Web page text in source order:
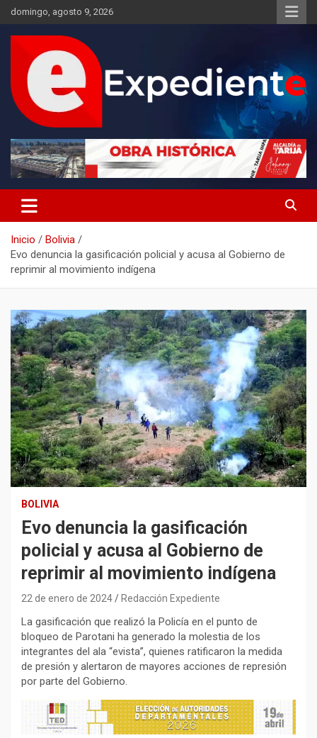
Saltar
al
contenido
domingo, agosto 9, 2026
Expediente
Inicio
Bolivia
Evo denuncia la gasificación policial y acusa al Gobierno de
reprimir al movimiento indígena
BOLIVIA
Evo denuncia la gasificación
policial y acusa al Gobierno de
reprimir al movimiento indígena
22 de enero de 2024 Redacción Expediente
La gasificación que realizó la Policía en el punto de
bloqueo de Parotani ha generado la molestia de los
integrantes del ala “evista”, quienes ratificaron la medida
de presión y alertaron de mayores acciones de represión
por parte del Gobierno.